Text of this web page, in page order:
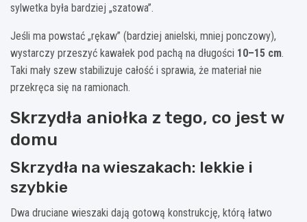
sylwetka była bardziej „szatowa”.
Jeśli ma powstać „rękaw” (bardziej anielski, mniej ponczowy),
wystarczy przeszyć kawałek pod pachą na długości 10–15 cm.
Taki mały szew stabilizuje całość i sprawia, że materiał nie
przekręca się na ramionach.
Skrzydła aniołka z tego, co jest w
domu
Skrzydła na wieszakach: lekkie i
szybkie
Dwa druciane wieszaki dają gotową konstrukcję, którą łatwo